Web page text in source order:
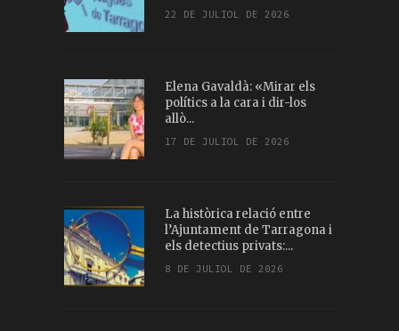
22 DE JULIOL DE 2026
Elena Gavaldà: «Mirar els
polítics a la cara i dir-los
allò...
17 DE JULIOL DE 2026
La històrica relació entre
l’Ajuntament de Tarragona i
els detectius privats:...
8 DE JULIOL DE 2026